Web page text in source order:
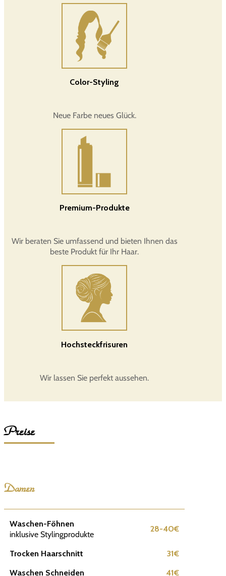
Color-Styling
Neue Farbe neues Glück.
Premium-Produkte
Wir beraten Sie umfassend und bieten Ihnen das
beste Produkt für Ihr Haar.
Hochsteckfrisuren
Wir lassen Sie perfekt aussehen.
Preise
Damen
Waschen-Föhnen
inklusive Stylingprodukte
28-40€
Trocken Haarschnitt
31€
Waschen Schneiden
41€